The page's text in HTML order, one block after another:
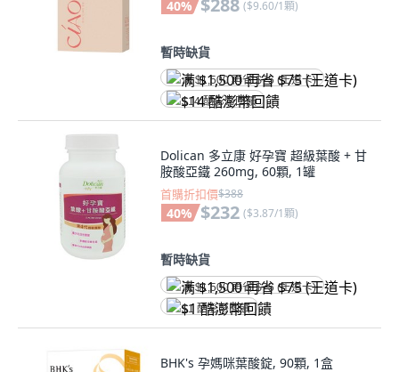
40% $288 ($9.60/1顆)
暫時缺貨
满 $1,500 再省 $75 (王道卡)
$14 酷澎幣回饋
Dolican 多立康 好孕寶 超級葉酸 + 甘
胺酸亞鐵 260mg, 60顆, 1罐
首購折扣價$388
40% $232 ($3.87/1顆)
暫時缺貨
满 $1,500 再省 $75 (王道卡)
$1 酷澎幣回饋
BHK's 孕媽咪葉酸錠, 90顆, 1盒